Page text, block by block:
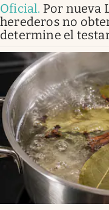
Oficial. Por nueva
herederos no
determine el